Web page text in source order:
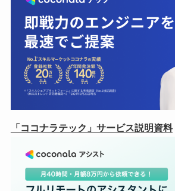
「ココナラテック」サービス説明資料